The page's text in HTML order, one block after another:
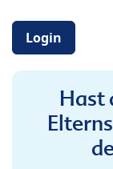
Login
Hast